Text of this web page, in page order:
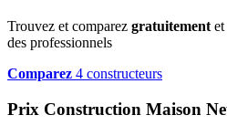
Trouvez et comparez gratuitement et
des professionnels
Comparez 4 constructeurs
Prix Construction Maison